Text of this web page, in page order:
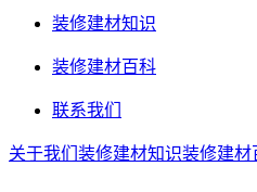
装修建材知识
装修建材百科
联系我们
关于我们 装修建材知识装修建材